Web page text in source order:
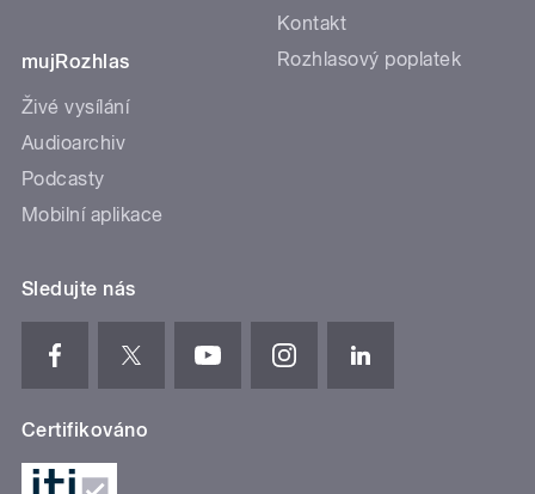
mujRozhlas
Živé vysílání
Audioarchiv
Podcasty
Mobilní aplikace
Kontakt
Rozhlasový poplatek
Sledujte nás
Certifikováno